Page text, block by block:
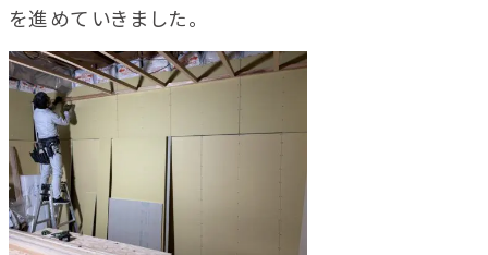
を進めていきました。